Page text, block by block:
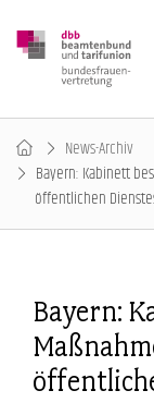
News-Archiv
Bayern: Kabinett
öffentlichen
Bayern: